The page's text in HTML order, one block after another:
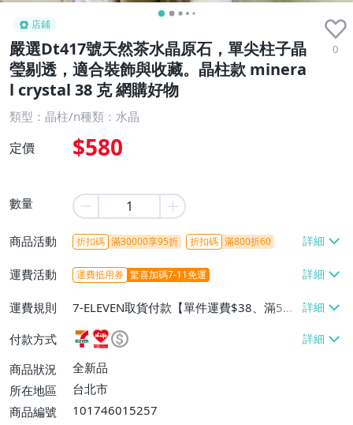
店鋪
嚴選Dt417號天然茶水晶原石，單尖柱子晶
瑩剔透，適合裝飾與收藏。晶柱款 minera
l crystal 38 克 網購好物
0
類型：晶柱/n種類：水晶
定價 $580
數量
商品活動 折扣碼 滿30000享95折 折扣碼 滿800折60
運費活動 運費抵用券 驚喜加碼7-11免運
運費規則
7-ELEVEN取貨付款【單件運費$38、滿5件
或消費滿$1298免運費】、7-ELEVEN取貨
不付款【免運費】、萊爾富取貨付款【單件
運費$60、滿5件或消費滿$1298免運
費】、宅配/貨運【單件運費$120、滿5件
付款方式
商品狀況
全新品
所在地區
台北市
商品編號
101746015257